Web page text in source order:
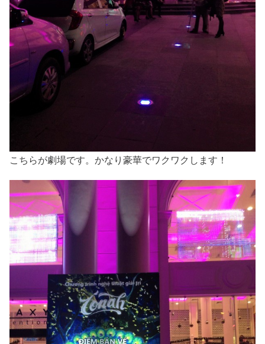
こちらが劇場です。かなり豪華でワクワクします！